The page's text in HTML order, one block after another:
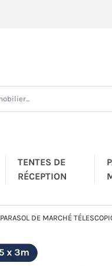
TENTES DE
RÉCEPTION
PARASOL DE MARCHÉ